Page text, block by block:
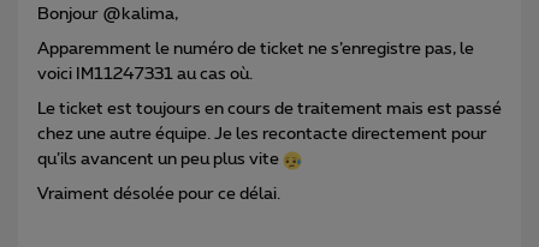
Bonjour @kalima,
Apparemment le numéro de ticket ne s’enregistre pas, le
voici IM11247331 au cas où.
Le ticket est toujours en cours de traitement mais est passé
chez une autre équipe. Je les recontacte directement pour
qu’ils avancent un peu plus vite
Vraiment désolée pour ce délai.